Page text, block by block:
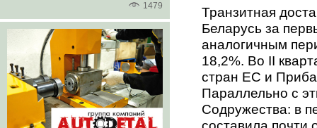
1479
Транзитная
Беларусь за
аналогичным
18,2%. Во II
стран ЕС и
Параллельно с
Содружества: в